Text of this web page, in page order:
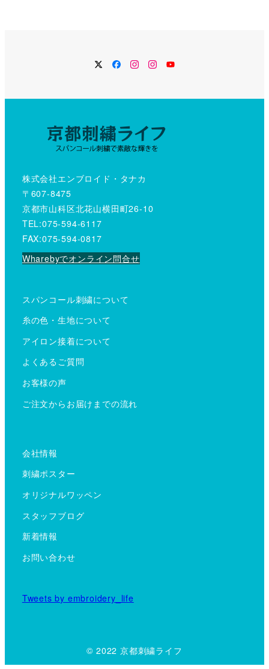
TwitterFacebook
Instagram
Instagram
YouTube
株式会社エンブロイド・タナカ
〒607-8475
京都市山科区北花山横田町26-10
TEL:075-594-6117
FAX:075-594-0817
Wharebyでオンライン問合せ
スパンコール刺繍について
糸の色・生地について
アイロン接着について
よくあるご質問
お客様の声
ご注文からお届けまでの流れ
会社情報
刺繍ポスター
オリジナルワッペン
スタッフブログ
新着情報
お問い合わせ
Tweets by embroidery_life
© 2022 京都刺繍ライフ